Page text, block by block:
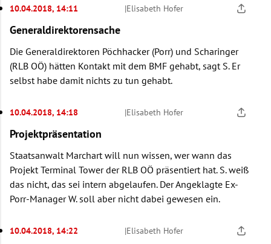
10.04.2018, 14:11 |Elisabeth Hofer
Generaldirektorensache
Die Generaldirektoren Pöchhacker (Porr) und Scharinger
(RLB OÖ) hätten Kontakt mit dem BMF gehabt, sagt S. Er
selbst habe damit nichts zu tun gehabt.
10.04.2018, 14:18 |Elisabeth Hofer
Projektpräsentation
Staatsanwalt Marchart will nun wissen, wer wann das
Projekt Terminal Tower der RLB OÖ präsentiert hat. S. weiß
das nicht, das sei intern abgelaufen. Der Angeklagte Ex-
Porr-Manager W. soll aber nicht dabei gewesen ein.
10.04.2018, 14:22 |Elisabeth Hofer